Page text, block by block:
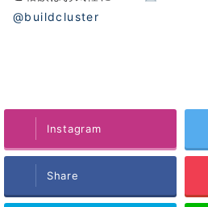
@buildcluster
Instagram
Share